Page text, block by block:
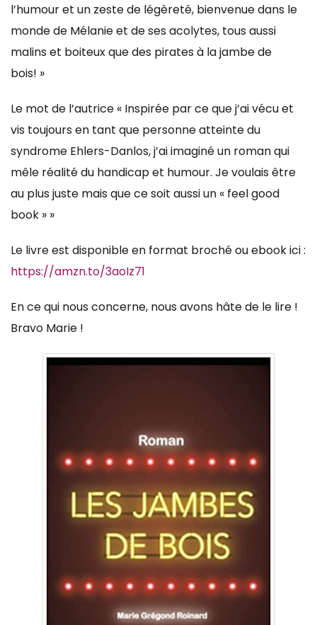
l’humour et un zeste de légèreté, bienvenue dans le
monde de Mélanie et de ses acolytes, tous aussi
malins et boiteux que des pirates à la jambe de
bois! »
Le mot de l’autrice « Inspirée par ce que j’ai vécu et
vis toujours en tant que personne atteinte du
syndrome Ehlers-Danlos, j’ai imaginé un roman qui
mêle réalité du handicap et humour. Je voulais être
au plus juste mais que ce soit aussi un « feel good
book » »
Le livre est disponible en format broché ou ebook ici :
https://amzn.to/3aoIz71
En ce qui nous concerne, nous avons hâte de le lire !
Bravo Marie !